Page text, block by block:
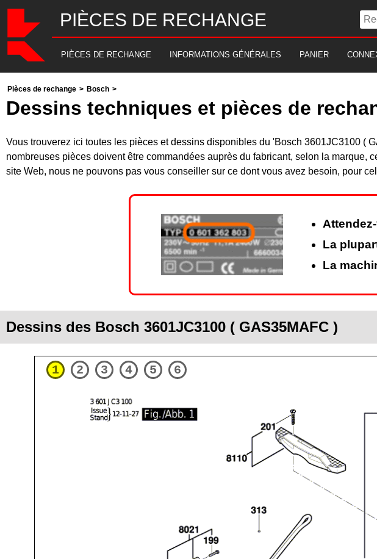
PIÈCES DE RECHANGE
PIÈCES DE RECHANGE INFORMATIONS GÉNÉRALES PANIER
Pièces de rechange > Bosch >
Dessins techniques et pièces de
Vous trouverez ici toutes les pièces et dessins disponibles du 'Bosch 3601JC3100 (
nombreuses pièces doivent être commandées auprès du fabricant, selon la
site Web, nous ne pouvons pas vous conseiller sur ce dont vous avez besoin, pour
La
La
Dessins des Bosch 3601JC3100 ( GAS35MAFC )
1 2 3 4 5 6